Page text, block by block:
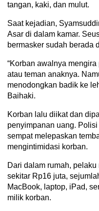
tangan, kaki, dan mulut.
Saat kejadian,
Asar di dalam kamar.
bermasker sudah berada
“Korban awalnya
atau teman anaknya.
menodongkan badik ke
Baihaki.
Korban lalu diikat dan
penyimpanan uang.
sempat melepaskan
mengintimidasi korban.
Dari dalam rumah,
sekitar Rp16 juta,
MacBook, laptop, iPad,
milik korban.